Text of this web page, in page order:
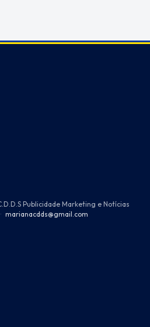
Publicidade Marketing e Notícias
· marianacdds@gmail.com